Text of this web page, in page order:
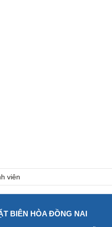
viên
BIÊN HÒA ĐỒNG NAI